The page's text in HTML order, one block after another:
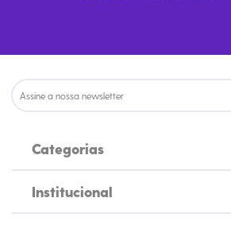
Categorias
Institucional